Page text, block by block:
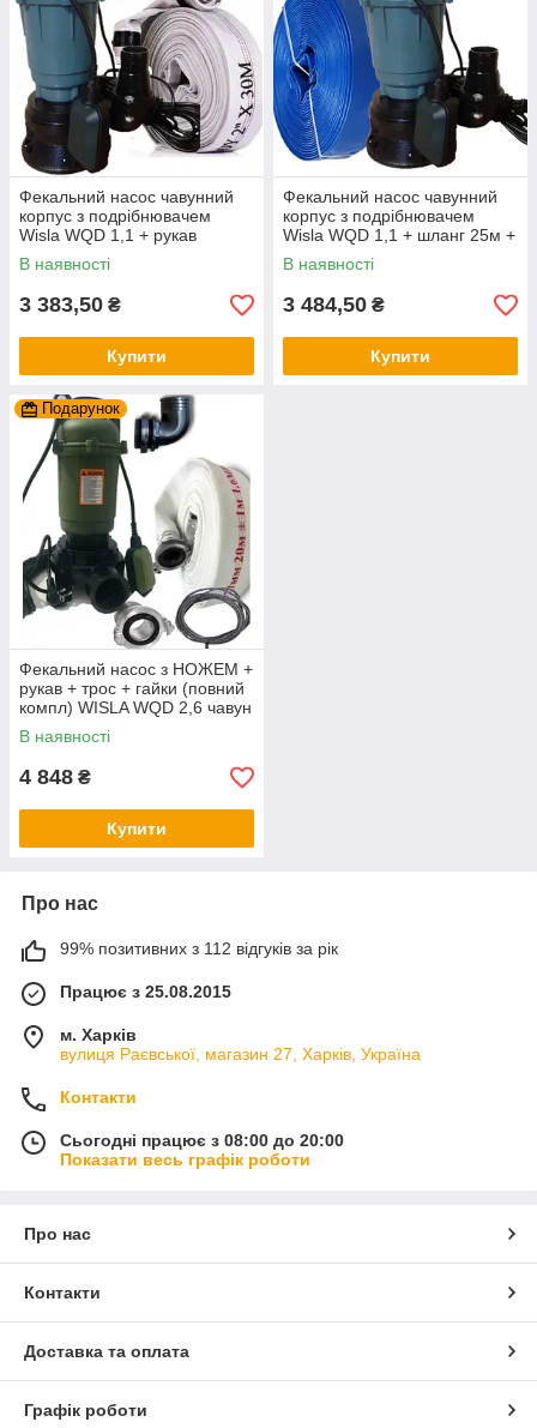
Фекальний насос чавунний
корпус з подрібнювачем
Wisla WQD 1,1 + рукав
пожежний + трос силікон+
хомут
В наявності
3 383,50 ₴
Купити
Фекальний насос чавунний
корпус з подрібнювачем
Wisla WQD 1,1 + шланг 25м +
трос силікон+ хомут
В наявності
3 484,50 ₴
Купити
Подарунок
Фекальний насос з НОЖЕМ +
рукав + трос + гайки (повний
компл) WISLA WQD 2,6 чавун
+ перч
В наявності
4 848 ₴
Купити
Про нас
99% позитивних з 112 відгуків за рік
Працює з 25.08.2015
м. Харків
вулиця Раєвської, магазин 27, Харків, Україна
Контакти
Сьогодні працює з 08:00 до 20:00
Показати весь графік роботи
Про нас
Контакти
Доставка та оплата
Графік роботи